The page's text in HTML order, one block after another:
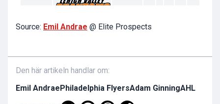
Source: Emil Andrae @ Elite Prospects
Den här artikeln handlar om:
Emil Andrae Philadelphia FlyersAdam GinningAHL